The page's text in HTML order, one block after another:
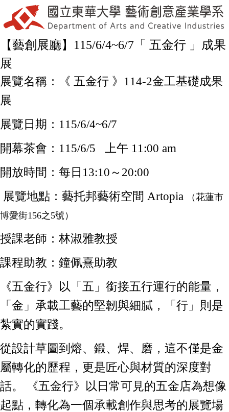
【藝創展廳】115/6/4~6/7「 五金行 」成果
展
展覽名稱：《 五金行 》114-2金工基礎成果
展
展覽日期：115/6/4~6/7
開幕茶會：115/6/5 上午 11:00 am
開放時間：每日13:10～20:00
展覽地點：藝托邦藝術空間 Artopia
（花蓮市
博愛街156之5號）
授課老師：林淑雅教授
課程助教：鐘佩熹助教
《五金行》以「五」銜接五行運行的能量，
「金」承載工藝的堅韌與細膩，「行」則是
紮實的實踐。
從設計草圖到熔、鍛、焊、磨，這不僅是金
屬轉化的歷程，更是匠心與材質的深度對
話。 《五金行》以日常可見的五金店為想像
起點，轉化為一個承載創作與思考的展覽場